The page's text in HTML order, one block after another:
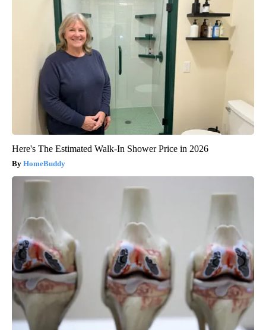
Here's The Estimated Walk-In Shower Price in 2026
HomeBuddy